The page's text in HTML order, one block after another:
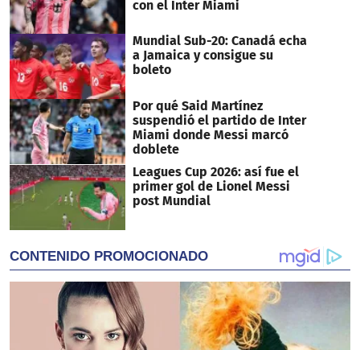
con el Inter Miami
Mundial Sub-20: Canadá echa
a Jamaica y consigue su
boleto
Por qué Said Martínez
suspendió el partido de Inter
Miami donde Messi marcó
doblete
Leagues Cup 2026: así fue el
primer gol de Lionel Messi
post Mundial